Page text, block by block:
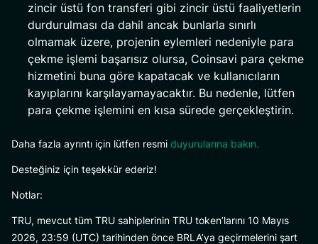
zincir üstü fon transferi gibi zincir üstü faaliyetlerin
durdurulması da dahil ancak bunlarla sınırlı
olmamak üzere, projenin eylemleri nedeniyle para
çekme işlemi başarısız olursa, Coinsavi para çekme
hizmetini buna göre kapatacak ve kullanıcıların
kayıplarını karşılayamayacaktır. Bu nedenle, lütfen
para çekme işlemini en kısa sürede gerçekleştirin.
Daha fazla ayrıntı için lütfen resmi duyurularına bakın.
Desteğiniz için teşekkür ederiz!
Notlar:
TRU, mevcut tüm TRU sahiplerinin TRU token’larını 10 Mayıs
2026, 23:59 (UTC) tarihinden önce BRLA’ya geçirmelerini şart